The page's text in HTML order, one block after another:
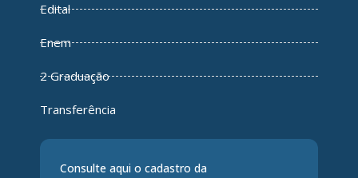
Edital
Enem
2 Graduação
Transferência
Consulte aqui o cadastro da